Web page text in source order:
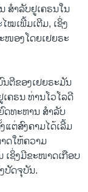
ສຳ​ລັບ​ຢູ​ເຄ​ຣນ​ໃນ
ເພີ້ມເຕີມ, ເຊິ່ງ
ໜອງໂດຍເຢຍຣະ
ຕີຂອງເຢຍຣະມັນ
ຄຣນ ທ່ານໂວໂລດີ
ດ​ທະ​ຫານ ສໍາລັບ
ແຕ່ສົງຄາມໄດ້ເລີ້ມ
ດໃຫ້ຄວາມ
ເຊິ່ງມີຂະໜາດເກືອບ
ປັດຈຸບັນ.